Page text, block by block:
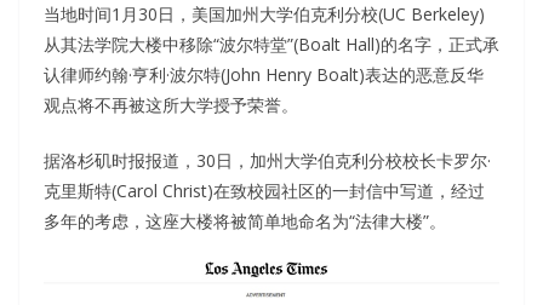
当地时间1月30日，美国加州大学伯克利分校(UC Berkeley)
从其法学院大楼中移除“波尔特堂”(Boalt Hall)的名字，正式承
认律师约翰·亨利·波尔特(John Henry Boalt)表达的恶意反华
观点将不再被这所大学授予荣誉。
据洛杉矶时报报道，30日，加州大学伯克利分校校长卡罗尔·
克里斯特(Carol Christ)在致校园社区的一封信中写道，经过
多年的考虑，这座大楼将被简单地命名为“法律大楼”。